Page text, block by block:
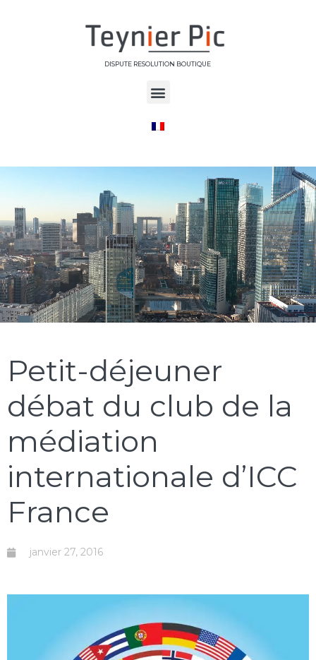
DISPUTE RESOLUTION BOUTIQUE
Petit-déjeuner
débat du club de la
médiation
internationale d’ICC
France
janvier 27, 2016